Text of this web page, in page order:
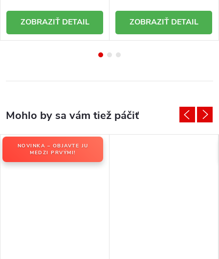
DETAIL DETAIL
NOVINKA – OBJAVTE JU
MEDZI PRVÝMI!